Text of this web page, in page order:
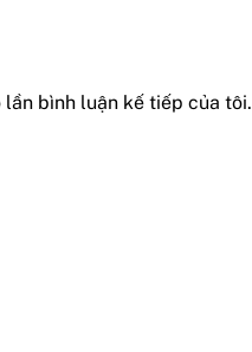
bình luận kế tiếp của tôi.